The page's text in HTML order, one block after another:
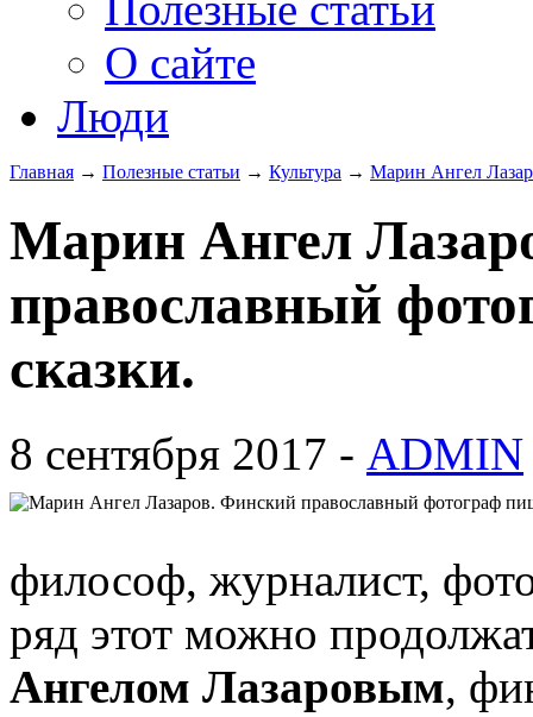
О сайте
Люди
Главная → Полезные статьи → Культура → Марин Ангел
Марин Ангел
православный
сказки.
8 сентября 2017 - ADMIN
философ, журналист,
ряд этот можно
Ангелом Лазаровым,